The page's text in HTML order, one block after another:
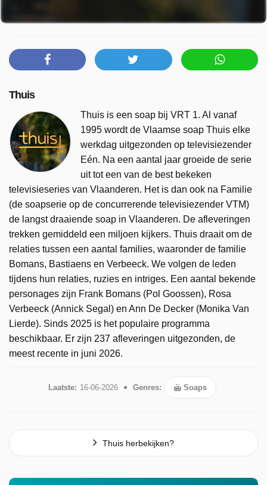
Thuis
Thuis is een soap bij VRT 1. Al vanaf
1995 wordt de Vlaamse soap Thuis elke
werkdag uitgezonden op televisiezender
Eén. Na een aantal jaar groeide de serie
uit tot een van de best bekeken
televisieseries van Vlaanderen. Het is dan ook na Familie
(de soapserie op de concurrerende televisiezender VTM)
de langst draaiende soap in Vlaanderen. De afleveringen
trekken gemiddeld een miljoen kijkers. Thuis draait om de
relaties tussen een aantal families, waaronder de familie
Bomans, Bastiaens en Verbeeck. We volgen de leden
tijdens hun relaties, ruzies en intriges. Een aantal bekende
personages zijn Frank Bomans (Pol Goossen), Rosa
Verbeeck (Annick Segal) en Ann De Decker (Monika Van
Lierde). Sinds 2025 is het populaire programma
beschikbaar. Er zijn 237 afleveringen uitgezonden, de
meest recente in juni 2026.
Laatste: 16-06-2026 Genres: Soaps
Thuis herbekijken?